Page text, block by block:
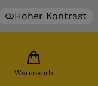
Hoher Kontrast
Warenkorb